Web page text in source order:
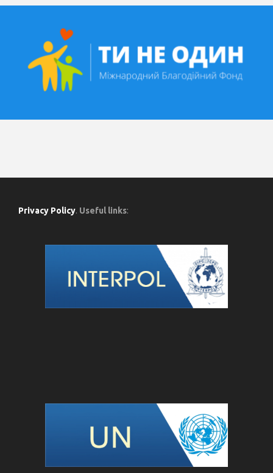
Privacy Policy. Useful links: